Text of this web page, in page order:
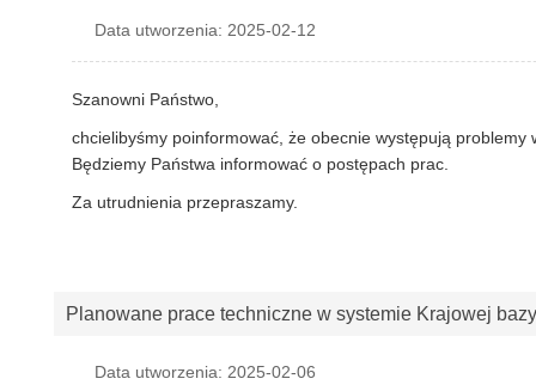
Data utworzenia: 2025-02-12
Szanowni Państwo,
chcielibyśmy poinformować, że obecnie występują problemy
Będziemy Państwa informować o postępach prac.
Za utrudnienia przepraszamy.
Planowane prace techniczne w systemie Krajowej bazy
Data utworzenia: 2025-02-06